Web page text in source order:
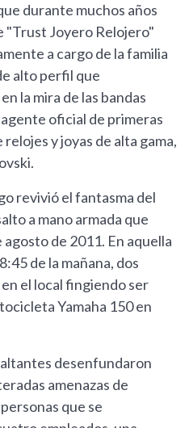
durante muchos años
"Trust Joyero Relojero"
a cargo de la familia
alto perfil que
la mira de las bandas
oficial de primeras
y joyas de alta gama,
revivió el fantasma del
a mano armada que
de 2011. En aquella
de la mañana, dos
el local fingiendo ser
Yamaha 150 en
desenfundaron
amenazas de
que se